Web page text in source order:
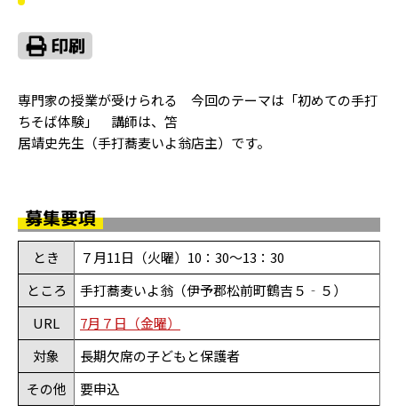
専門家の授業が受けられる 今回のテーマは「初めての手打
ちそば体験」 講師は、笘
居靖史先生（手打蕎麦いよ翁店主）です。
募集要項
とき
７月11日（火曜）10：30～13：30
ところ
手打蕎麦いよ翁（伊予郡松前町鶴吉５‐５）
URL
7月７日（金曜）
対象
長期欠席の子どもと保護者
その他
要申込